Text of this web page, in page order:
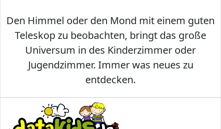
Den Himmel oder den Mond mit einem guten
Teleskop zu beobachten, bringt das große
Universum in des Kinderzimmer oder
Jugendzimmer. Immer was neues zu
entdecken.